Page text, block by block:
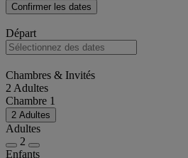
Confirmer les dates
Départ
Chambres & Invités
2 Adultes
Chambre 1
2 Adultes
Adultes
2
Enfants